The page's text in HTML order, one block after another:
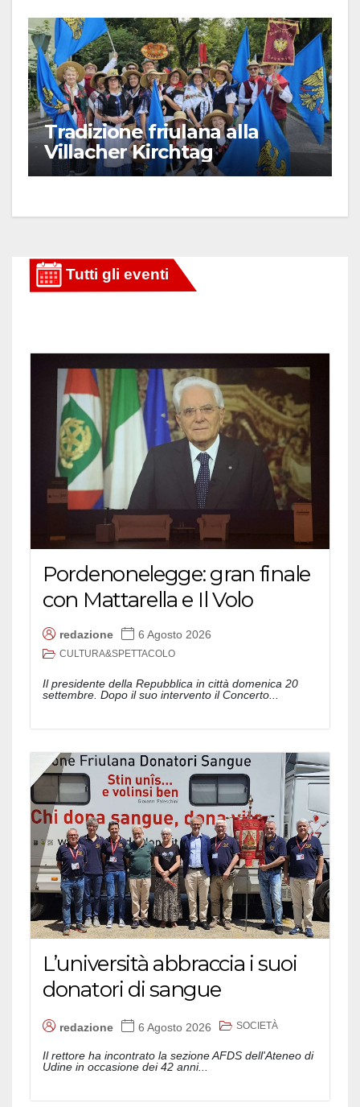
Tradizione friulana alla
Villacher Kirchtag
Pordenonelegge: gran finale
con Mattarella e Il Volo
redazione 6 Agosto 2026
CULTURA&SPETTACOLO
Il presidente della Repubblica in città domenica 20
settembre. Dopo il suo intervento il Concerto...
L’università abbraccia i suoi
donatori di sangue
redazione 6 Agosto 2026 SOCIETÀ
Il rettore ha incontrato la sezione AFDS dell'Ateneo di
Udine in occasione dei 42 anni...